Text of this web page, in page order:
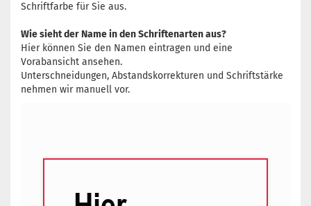
Schriftfarbe für Sie aus.
Wie sieht der Name in den Schriftenarten aus?
Hier können Sie den Namen eintragen und eine
Vorabansicht ansehen.
Unterschneidungen, Abstandskorrekturen und Schriftstärke
nehmen wir manuell vor.